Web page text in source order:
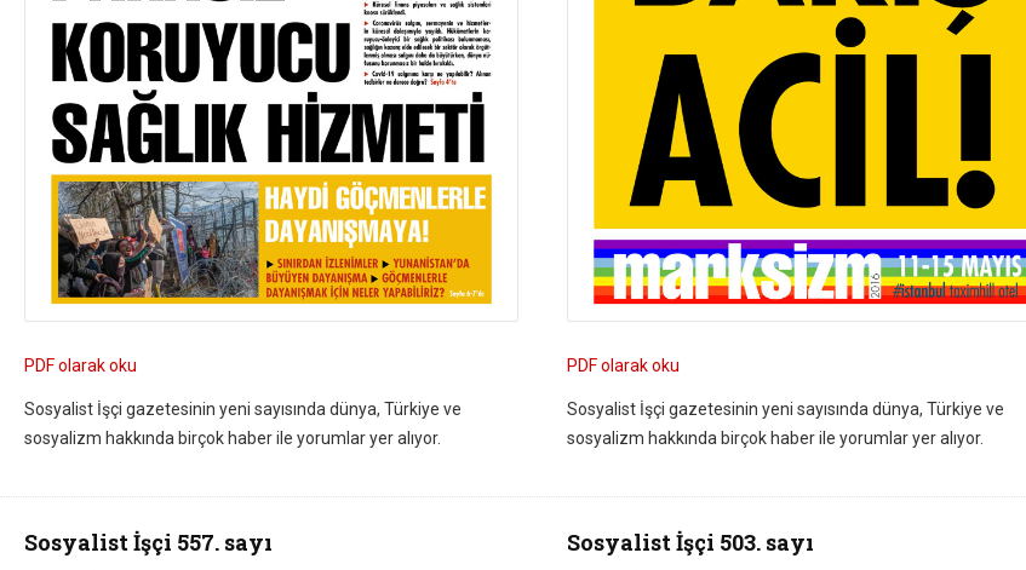
PDF olarak oku
Sosyalist İşçi gazetesinin yeni sayısında dünya, Türkiye ve
sosyalizm hakkında birçok haber ile yorumlar yer alıyor.
PDF olarak oku
Sosyalist İşçi gazetesinin yeni sayısında dünya, Türkiye ve
sosyalizm hakkında birçok haber ile yorumlar yer alıyor.
Sosyalist İşçi 557. sayı Sosyalist İşçi 503. sayı